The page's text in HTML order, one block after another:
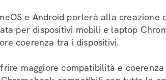
e Android porterà alla creazione
per dispositivi mobili e laptop
coerenza tra i dispositivi.
maggiore compatibilità e